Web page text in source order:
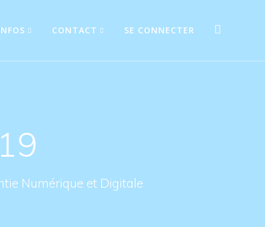
CONTACT SE CONNECTER
Numérique et Digitale